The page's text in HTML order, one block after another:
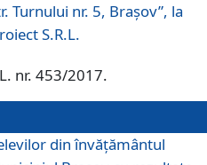
Turnului nr. 5, Braşov”, la
S.R.L.
nr. 453/2017.
din învățământul